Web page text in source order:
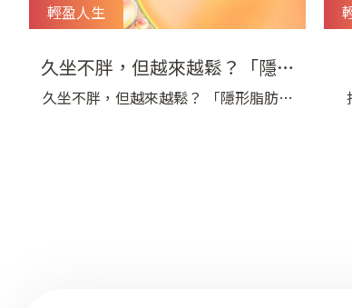
輕盈人生
久坐不胖，但越來越鬆？「隱形
脂肪」悄悄影響你的健康
久坐不胖，但越來越鬆？ 「隱形脂肪」